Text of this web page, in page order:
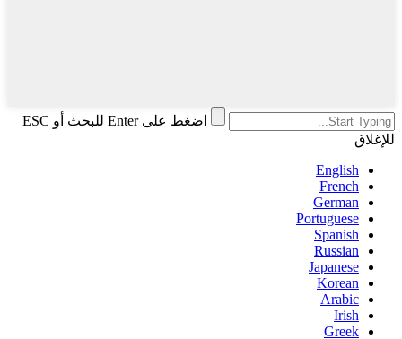
اضغط على Enter للبحث أو ESC
للإغلاق
English
French
German
Portuguese
Spanish
Russian
Japanese
Korean
Arabic
Irish
Greek